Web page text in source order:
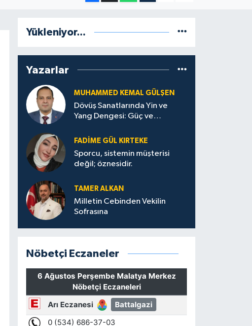
Yükleniyor...
Yazarlar
MUHAMMED KEMAL GÜLŞEN
Dövüş Sanatlarında Yin ve
Yang Dengesi: Güç ve
FADIME GÜL KIRTEKE
Sporcu, sistemin müşterisi
değil; öznesidir.
TAMER ALKAN
Milletin Cebinden Vekilin
Sofrasına
Nöbetçi Eczaneler